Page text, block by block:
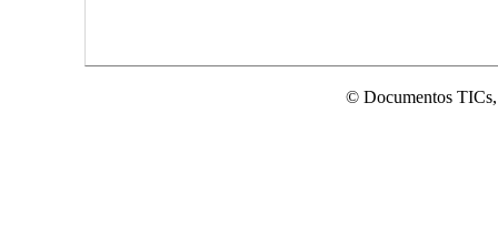
© Documentos